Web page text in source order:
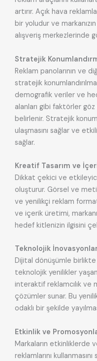
artırır. Açık hava
bir yoludur ve
alışveriş merkezlerinde
Stratejik
Reklam panolarının ve
stratejik
demografik veriler ve
alanları gibi faktörler
belirlenir. Stratejik
ulaşmasını sağlar ve
sağlar.
Kreatif Tasarım ve
Dikkat çekici ve
oluşturur. Görsel ve
ve yenilikçi reklam
ve içerik üretimi,
hedef kitlenizin ilgisini
Teknolojik
Dijital dönüşümle
teknolojik yenilikler
interaktif reklamcılık
çözümler sunar. Bu
odaklı bir şekilde
Etkinlik ve
Markaların etkinliklerde
reklamlarını